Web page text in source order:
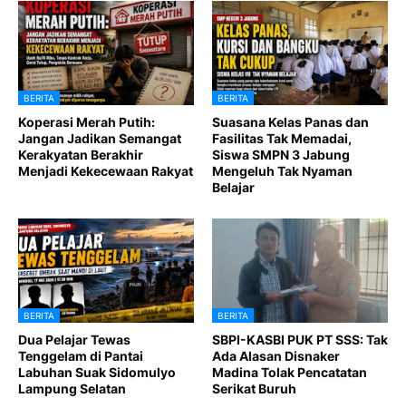
BERITA
Koperasi Merah Putih:
Jangan Jadikan Semangat
Kerakyatan Berakhir
Menjadi Kekecewaan Rakyat
BERITA
Suasana Kelas Panas dan
Fasilitas Tak Memadai,
Siswa SMPN 3 Jabung
Mengeluh Tak Nyaman
Belajar
BERITA
Dua Pelajar Tewas
Tenggelam di Pantai
Labuhan Suak Sidomulyo
Lampung Selatan
BERITA
SBPI-KASBI PUK PT SSS: Tak
Ada Alasan Disnaker
Madina Tolak Pencatatan
Serikat Buruh